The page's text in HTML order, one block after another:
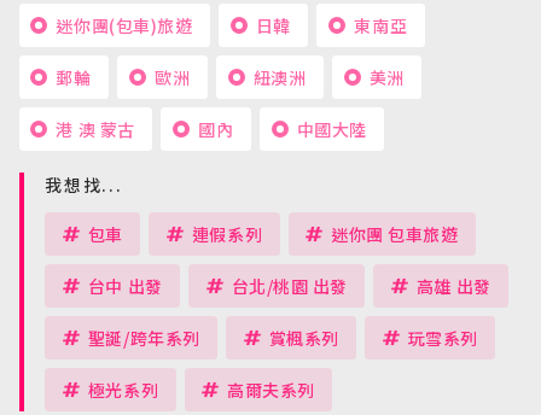
日韓旅遊
Northeast Asia
迷你團(包車)旅遊 日韓 東南亞
郵輪 歐洲 紐澳洲 美洲
港 澳 蒙古 國內 中國大陸
我想找...
包車 連假系列 迷你團 包車旅遊
台中 出發 台北/桃園 出發 高雄 出發
聖誕/跨年系列 賞楓系列 玩雪系列
極光系列 高爾夫系列